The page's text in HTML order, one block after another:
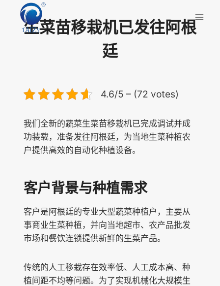
生菜苗移栽机已发往阿根
廷
4.6/5 – (72 votes)
我们全新的蔬菜生菜苗移栽机已完成调试并成
功装载，准备发往阿根廷，为当地生菜种植农
户提供高效的自动化种植设备。
客户背景与种植需求
客户是阿根廷的专业大型蔬菜种植户，主要从
事商业生菜种植，并向当地超市、农产品批发
市场和餐饮连锁提供新鲜的生菜产品。
传统的人工移栽存在效率低、人工成本高、种
植间距不均等问题。为了实现机械化大规模生